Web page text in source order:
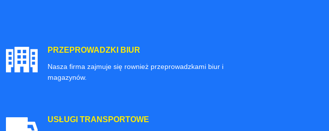
PRZEPROWADZKI BIUR
Nasza firma zajmuje się rownież przeprowadzkami biur i
magazynów.
USŁUGI TRANSPORTOWE